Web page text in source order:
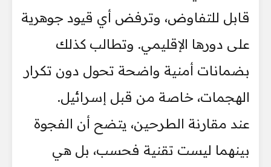
قابل للتفاوض، وترفض أي قيود جوهرية
على دورها الإقليمي. وتطالب كذلك
بضمانات أمنية واضحة تحول دون تكرار
الهجمات، خاصة من قبل إسرائيل.
عند مقارنة الطرحين، يتضح أن الفجوة
بينهما ليست تقنية فحسب، بل هي